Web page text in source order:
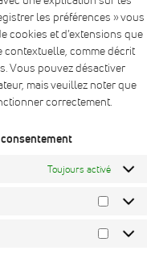
les préférences » vous
cookies et d’extensions que
contextuelle, comme décrit
Vous pouvez désactiver
mais veuillez noter que
correctement.
consentement
Toujours activé